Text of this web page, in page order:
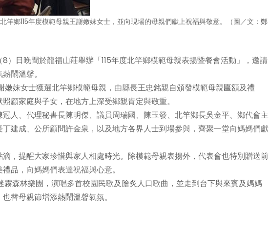
竿鄉115年度模範母親王謝嫩妹女士，並向現場的母親們獻上祝福與敬意。（圖／文：鄭
日晚間於龍福山莊舉辦「115年度北竿鄉模範母親表揚暨餐會活動」，邀請
鬧溫馨。
妹女士獲選北竿鄉模範母親，由縣長王忠銘親自頒發模範母親匾額及禮
顧家庭與子女，在地方上深受鄉親肯定與敬重。
人、代理秘書長陳明傑、議員周瑞國、陳玉發、北竿鄉長吳金平、鄉代會主
建成、公所顧問許金泉，以及地方各界人士到場參與，齊聚一堂向媽媽們獻
，提醒大家珍惜與家人相處時光。除模範母親表揚外，代表會也特別贈送前
品，向媽媽們表達祝福與心意。
森林樂團，演唱多首校園民歌及膾炙人口歌曲，並走到台下與來賓及媽媽
替母親節增添熱鬧溫馨氣氛。